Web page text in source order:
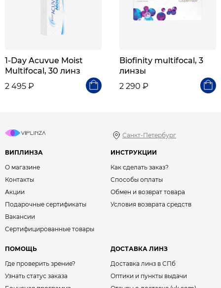
1-Day Acuvue Moist
Multifocal, 30 линз
2 495 ₽
Biofinity multifocal, 3
линзы
2 290 ₽
Санкт-Петербург
ВИПЛИНЗА
О магазине
Контакты
Акции
Подарочные сертификаты
Вакансии
Сертифицированные товары
ИНСТРУКЦИИ
Как сделать заказ?
Способы оплаты
Обмен и возврат товара
Условия возврата средств
ПОМОЩЬ
Где проверить зрение?
Узнать статус заказа
ДОСТАВКА ЛИНЗ
Доставка линз в СПб
Оптики и пункты выдачи